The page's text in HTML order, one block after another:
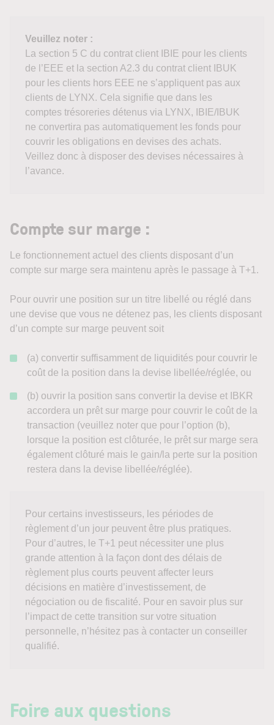
Veuillez noter :
La section 5 C du contrat client IBIE pour les clients
de l’EEE et la section A2.3 du contrat client IBUK
pour les clients hors EEE ne s’appliquent pas aux
clients de LYNX. Cela signifie que dans les
comptes trésoreries détenus via LYNX, IBIE/IBUK
ne convertira pas automatiquement les fonds pour
couvrir les obligations en devises des achats.
Veillez donc à disposer des devises nécessaires à
l’avance.
Compte sur marge :
Le fonctionnement actuel des clients disposant d’un
compte sur marge sera maintenu après le passage à T+1.
Pour ouvrir une position sur un titre libellé ou réglé dans
une devise que vous ne détenez pas, les clients disposant
d’un compte sur marge peuvent soit
(a) convertir suffisamment de liquidités pour couvrir le
coût de la position dans la devise libellée/réglée, ou
(b) ouvrir la position sans convertir la devise et IBKR
accordera un prêt sur marge pour couvrir le coût de la
transaction (veuillez noter que pour l’option (b),
lorsque la position est clôturée, le prêt sur marge sera
également clôturé mais le gain/la perte sur la position
restera dans la devise libellée/réglée).
Pour certains investisseurs, les périodes de
règlement d’un jour peuvent être plus pratiques.
Pour d’autres, le T+1 peut nécessiter une plus
grande attention à la façon dont des délais de
règlement plus courts peuvent affecter leurs
décisions en matière d’investissement, de
négociation ou de fiscalité. Pour en savoir plus sur
l’impact de cette transition sur votre situation
personnelle, n’hésitez pas à contacter un conseiller
qualifié.
Foire aux questions